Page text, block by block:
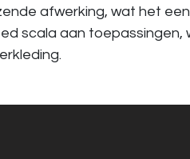
afwerking, wat het
scala aan toepassingen,